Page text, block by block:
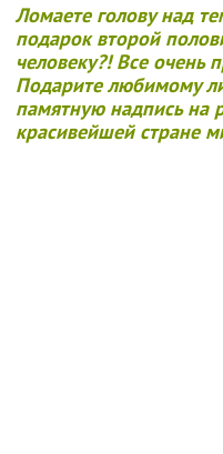
Ломаете голову над
подарок второй
человеку?!Все очень
Подарите любимому
памятную надпись на
красивейшей стране